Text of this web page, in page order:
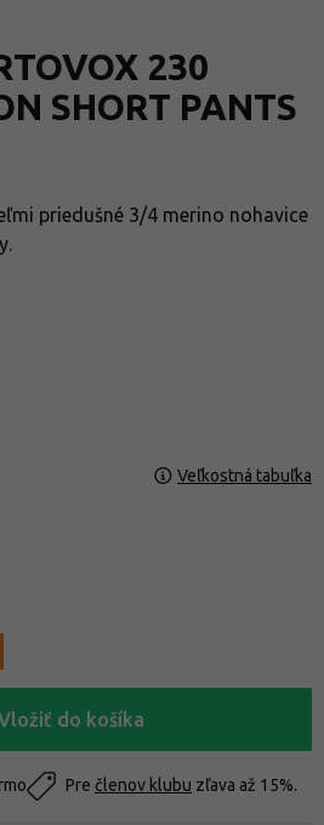
230
SHORT PANTS
priedušné 3/4 merino nohavice
Veľkostná tabuľka
do košíka
Pre členov klubu zľava až 15%.